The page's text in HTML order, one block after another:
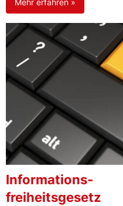
Informations-
freiheitsgesetz